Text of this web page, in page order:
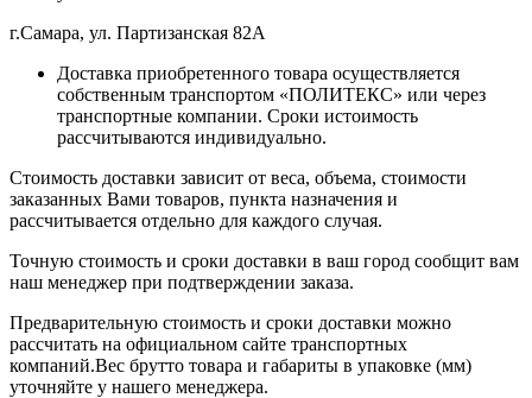
г.Самара, ул. Партизанская 82А
Доставка приобретенного товара осуществляется
собственным транспортом «ПОЛИТЕКС» или через
транспортные компании. Сроки истоимость
рассчитываются индивидуально.
Стоимость доставки зависит от веса, объема, стоимости
заказанных Вами товаров, пункта назначения и
рассчитывается отдельно для каждого случая.
Точную стоимость и сроки доставки в ваш город сообщит вам
наш менеджер при подтверждении заказа.
Предварительную стоимость и сроки доставки можно
рассчитать на официальном сайте транспортных
компаний.Вес брутто товара и габариты в упаковке (мм)
уточняйте у нашего менеджера.